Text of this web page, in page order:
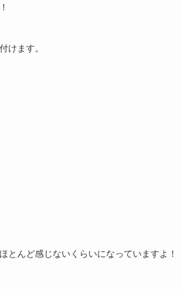
けます。
とんど感じないくらいになっていますよ！